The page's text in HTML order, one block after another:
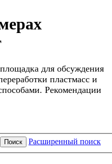
для обсуждения
пластмасс и
Рекомендации
Поиск Расширенный поиск